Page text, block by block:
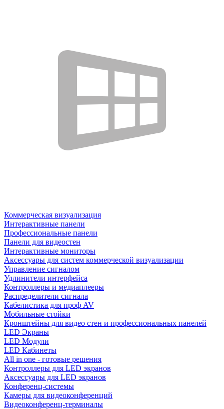
Коммерческая визуализация
Интерактивные панели
Профессиональные панели
Панели для видеостен
Интерактивные мониторы
Аксессуары для систем коммерческой визуализации
Управление сигналом
Удлинители интерфейса
Контроллеры и медиаплееры
Распределители сигнала
Кабелистика для проф AV
Мобильные стойки
Кронштейны для видео стен и профессиональных панелей
LED Экраны
LED Модули
LED Кабинеты
All in one - готовые решения
Контроллеры для LED экранов
Аксессуары для LED экранов
Конференц-системы
Камеры для видеоконференций
Видеоконференц-терминалы